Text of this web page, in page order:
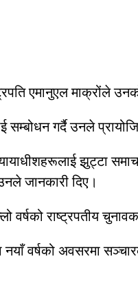
एमानुएल माक्रोंले
गर्दै उनले
झुट्टा
जानकारी दिए।
वर्षको राष्ट्रपतीय
नयाँ वर्षको अवसरमा